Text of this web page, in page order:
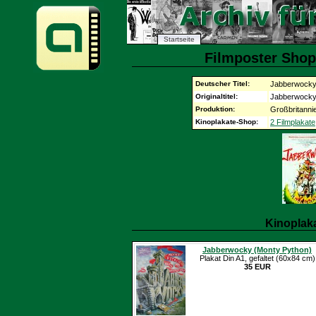
Startseite
Filmposter
Deutscher Titel: Jabberwocky
Originaltitel: Jabberwocky
Produktion:
Kinoplakate-Shop: 2 Filmplakate
Jabberwocky (Monty Python)
Plakat Din A1, gefaltet (60x84 cm)
35 EUR